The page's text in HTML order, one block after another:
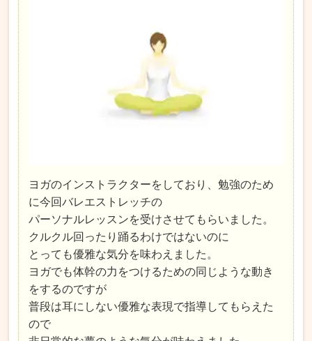
ヨガのインストラクターをしており、勉強のため
に今回バレエストレッチの
パーソナルレッスンを受けさせてもらいました。
クルクル回ったり踊るわけではないのに
とっても優雅な気分を味わえました。
ヨガでも体幹の力をつけるための同じような動き
をするのですが
普段は耳にしない優雅な表現で指導してもらえた
ので